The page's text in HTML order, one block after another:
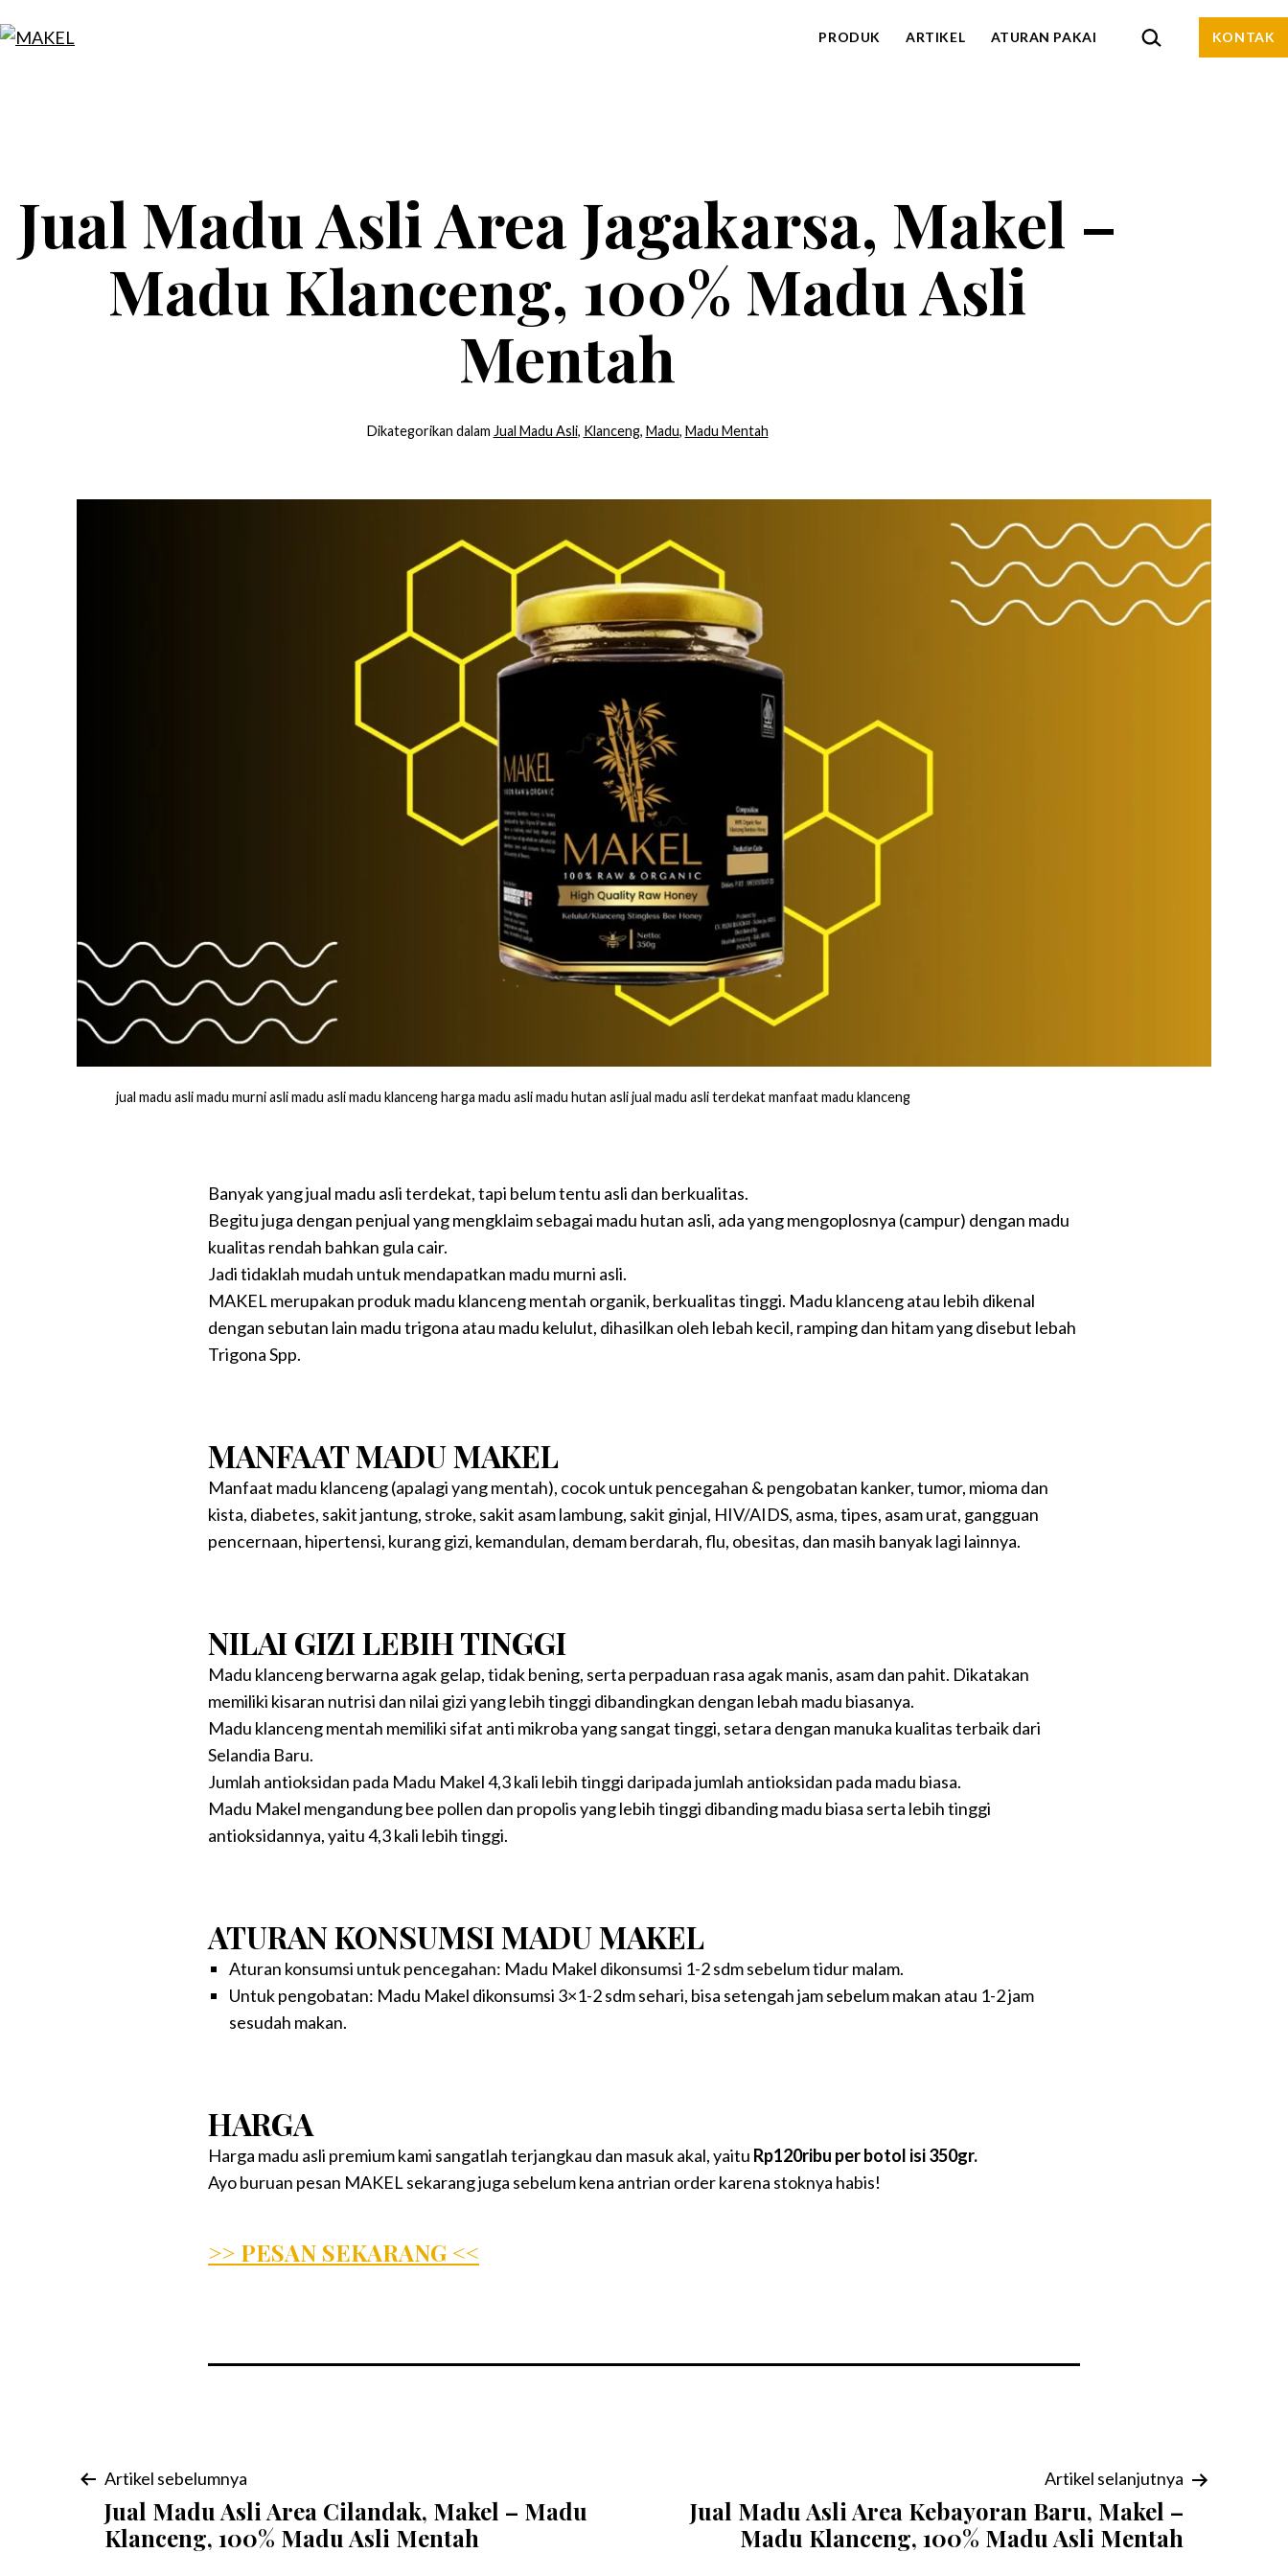
ke
PRODUK ARTIKEL ATURAN PAKAI CARI… KONTAK
Jual Madu Asli Area Jagakarsa, Makel –
Madu Klanceng, 100% Madu Asli
Mentah
Dikategorikan dalam Jual Madu Asli, Klanceng, Madu, Madu Mentah
jual madu asli madu murni asli madu asli madu klanceng harga madu asli madu hutan asli jual madu asli terdekat manfaat madu klanceng
Banyak yang jual madu asli terdekat, tapi belum tentu asli dan berkualitas.
Begitu juga dengan penjual yang mengklaim sebagai madu hutan asli, ada yang mengoplosnya (campur) dengan madu
kualitas rendah bahkan gula cair.
Jadi tidaklah mudah untuk mendapatkan madu murni asli.
MAKEL merupakan produk madu klanceng mentah organik, berkualitas tinggi. Madu klanceng atau lebih dikenal
dengan sebutan lain madu trigona atau madu kelulut, dihasilkan oleh lebah kecil, ramping dan hitam yang disebut lebah
Trigona Spp.
MANFAAT MADU MAKEL
Manfaat madu klanceng (apalagi yang mentah), cocok untuk pencegahan & pengobatan kanker, tumor, mioma dan
kista, diabetes, sakit jantung, stroke, sakit asam lambung, sakit ginjal, HIV/AIDS, asma, tipes, asam urat, gangguan
pencernaan, hipertensi, kurang gizi, kemandulan, demam berdarah, flu, obesitas, dan masih banyak lagi lainnya.
NILAI GIZI LEBIH TINGGI
Madu klanceng berwarna agak gelap, tidak bening, serta perpaduan rasa agak manis, asam dan pahit. Dikatakan
memiliki kisaran nutrisi dan nilai gizi yang lebih tinggi dibandingkan dengan lebah madu biasanya.
Madu klanceng mentah memiliki sifat anti mikroba yang sangat tinggi, setara dengan manuka kualitas terbaik dari
Selandia Baru.
Jumlah antioksidan pada Madu Makel 4,3 kali lebih tinggi daripada jumlah antioksidan pada madu biasa.
Madu Makel mengandung bee pollen dan propolis yang lebih tinggi dibanding madu biasa serta lebih tinggi
antioksidannya, yaitu 4,3 kali lebih tinggi.
ATURAN KONSUMSI MADU MAKEL
Aturan konsumsi untuk pencegahan: Madu Makel dikonsumsi 1-2 sdm sebelum tidur malam.
Untuk pengobatan: Madu Makel dikonsumsi 3×1-2 sdm sehari, bisa setengah jam sebelum makan atau 1-2 jam
sesudah makan.
HARGA
Harga madu asli premium kami sangatlah terjangkau dan masuk akal, yaitu Rp120ribu per botol isi 350gr.
Ayo buruan pesan MAKEL sekarang juga sebelum kena antrian order karena stoknya habis!
>> PESAN SEKARANG <<
Navigasi
pos
Artikel sebelumnya
Jual Madu Asli Area Cilandak, Makel – Madu
Klanceng, 100% Madu Asli Mentah
Artikel selanjutnya
Jual Madu Asli Area Kebayoran Baru, Makel –
Madu Klanceng, 100% Madu Asli Mentah